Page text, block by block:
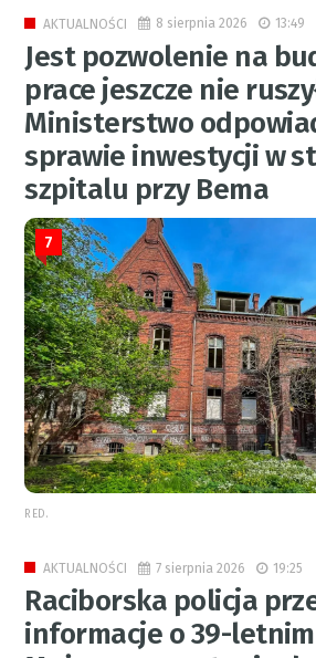
AKTUALNOŚCI 8 sierpnia 2026 13:49
Jest pozwolenie na
prace jeszcze nie
Ministerstwo
sprawie inwestycji w
szpitalu przy Bema
7
RED.
AKTUALNOŚCI 7 sierpnia 2026 19:25
Raciborska policja
informacje o 39-